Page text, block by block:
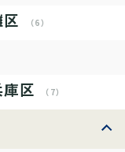
区 （6）
庫区 （7）